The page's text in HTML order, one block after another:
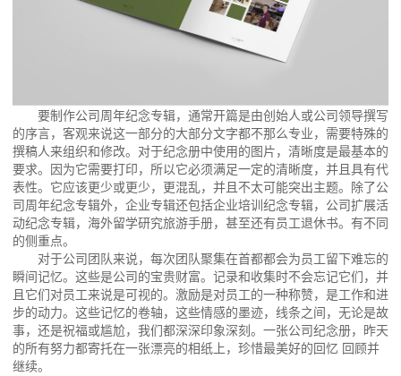
要制作公司周年纪念专辑，通常开篇是由创始人或公司领导撰写
的序言，客观来说这一部分的大部分文字都不那么专业，需要特殊的
撰稿人来组织和修改。对于纪念册中使用的图片，清晰度是最基本的
要求。因为它需要打印，所以它必须满足一定的清晰度，并且具有代
表性。它应该更少或更少，更混乱，并且不太可能突出主题。除了公
司周年纪念专辑外，企业专辑还包括企业培训纪念专辑，公司扩展活
动纪念专辑，海外留学研究旅游手册，甚至还有员工退休书。有不同
的侧重点。
对于公司团队来说，每次团队聚集在首都都会为员工留下难忘的
瞬间记忆。这些是公司的宝贵财富。记录和收集时不会忘记它们，并
且它们对员工来说是可视的。激励是对员工的一种称赞，是工作和进
步的动力。这些记忆的卷轴，这些情感的墨迹，线条之间，无论是故
事，还是祝福或尴尬，我们都深深印象深刻。一张公司纪念册，昨天
的所有努力都寄托在一张漂亮的相纸上，珍惜最美好的回忆 回顾并
继续。